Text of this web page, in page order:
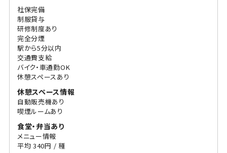
社保完備
制服貸与
研修制度あり
完全分煙
駅から5分以内
交通費支給
バイク・車通勤OK
休憩スペースあり
休憩スペース情報
自動販売機あり
喫煙ルームあり
食堂・弁当あり
メニュー情報
平均 340円 / 種